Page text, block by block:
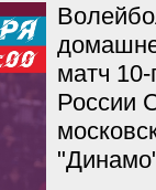
матч 10-
России